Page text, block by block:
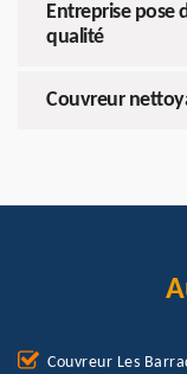
Entreprise pose
qualité
Couvreur
Couvreur Les